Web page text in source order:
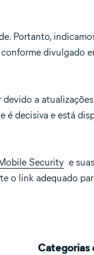
Portanto,
divulgado
a
é decisiva e está
Security e
o link adequado
Categorias